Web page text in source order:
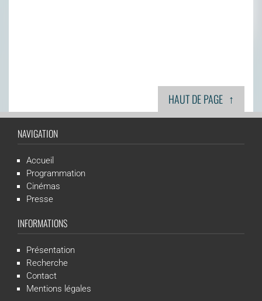
HAUT DE PAGE ↑
NAVIGATION
Accueil
Programmation
Cinémas
Presse
INFORMATIONS
Présentation
Recherche
Contact
Mentions légales